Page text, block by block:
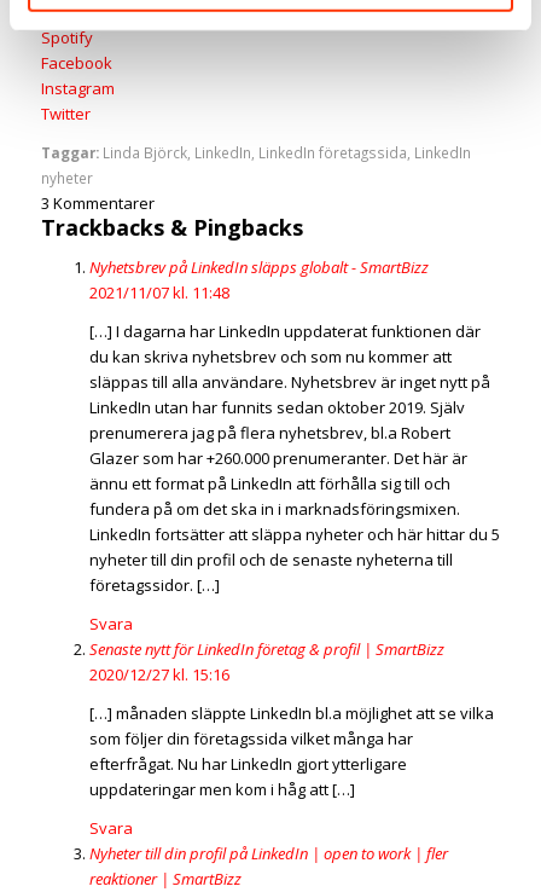
Youtube
Spotify
Facebook
Instagram
Twitter
Taggar: Linda Björck, LinkedIn, LinkedIn företagssida, LinkedIn
nyheter
3 Kommentarer
Trackbacks & Pingbacks
Nyhetsbrev på LinkedIn släpps globalt - SmartBizz
2021/11/07 kl. 11:48
[…] I dagarna har LinkedIn uppdaterat funktionen där
du kan skriva nyhetsbrev och som nu kommer att
släppas till alla användare. Nyhetsbrev är inget nytt på
LinkedIn utan har funnits sedan oktober 2019. Själv
prenumerera jag på flera nyhetsbrev, bl.a Robert
Glazer som har +260.000 prenumeranter. Det här är
ännu ett format på LinkedIn att förhålla sig till och
fundera på om det ska in i marknadsföringsmixen.
LinkedIn fortsätter att släppa nyheter och här hittar du 5
nyheter till din profil och de senaste nyheterna till
företagssidor. […]
Svara
Senaste nytt för LinkedIn företag & profil | SmartBizz
2020/12/27 kl. 15:16
[…] månaden släppte LinkedIn bl.a möjlighet att se vilka
som följer din företagssida vilket många har
efterfrågat. Nu har LinkedIn gjort ytterligare
uppdateringar men kom i håg att […]
Svara
Nyheter till din profil på LinkedIn | open to work | fler
reaktioner | SmartBizz